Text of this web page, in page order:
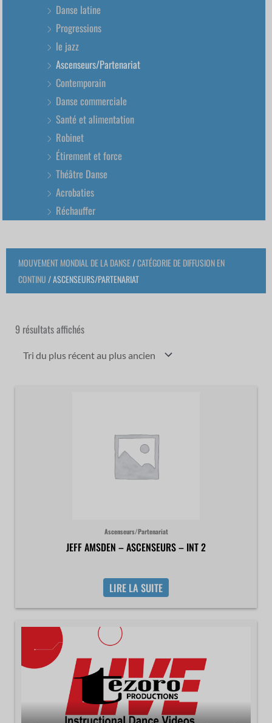
Danse latine
Progressions
le jazz
Ascenseurs/Partenariat
Contemporain
Danse commerciale
Santé et alimentation
Robinet
Étirement et force
Théâtre Danse
Acrobaties
Réchauffer
MOUVEMENT MONDIAL DE LA DANSE/CATÉGORIE DE DIFFUSION EN
CONTINU/ ASCENSEURS/PARTENARIAT
9 résultats affichésplus
plus
Ascenseurs/Partenariat
JEFF AMSDEN – ASCENSEURS – INT 2
LIRE LA SUITE